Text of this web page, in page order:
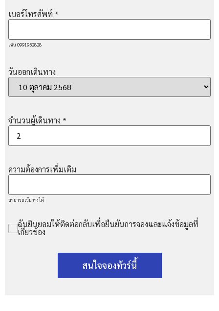
เบอร์โทรศัพท์ *
เช่น 0991952828
วันออกเดินทาง
จำนวนผู้เดินทาง *
ความต้องการเพิ่มเติม
สามารถเว้นว่างได้
ฉันยินยอมให้ติดต่อกลับเพื่อยืนยันการจองและแจ้งข้อมูลที่
เกี่ยวข้อง
สนใจจองทัวร์นี้